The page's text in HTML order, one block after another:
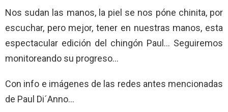
Nos sudan las manos, la piel se nos póne chinita, por
escuchar, pero mejor, tener en nuestras manos, esta
espectacular edición del chingón Paul… Seguiremos
monitoreando su progreso…
Con info e imágenes de las redes antes mencionadas
de Paul Di´Anno…